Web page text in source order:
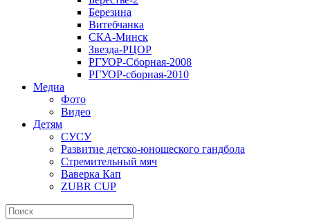
Березина
Витебчанка
СКА-Минск
Звезда-РЦОР
РГУОР-Сборная-2008
РГУОР-сборная-2010
Медиа
Фото
Видео
Детям
СУСУ
Развитие детско-юношеского гандбола
Стремительный мяч
Ваверка Кап
ZUBR CUP